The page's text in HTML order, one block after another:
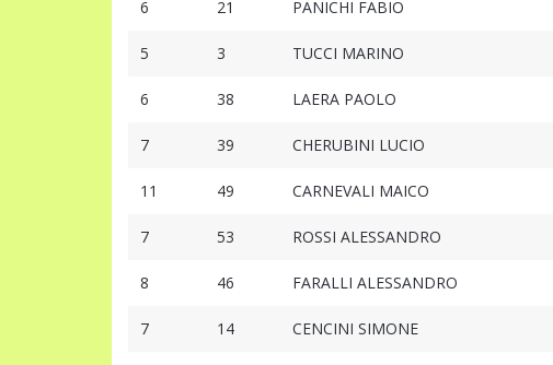
6 21 PANICHI FABIO
5 3 TUCCI MARINO
6 38 LAERA PAOLO
7 39 CHERUBINI LUCIO
11 49 CARNEVALI MAICO
7 53 ROSSI ALESSANDRO
8 46 FARALLI ALESSANDRO
7 14 CENCINI SIMONE